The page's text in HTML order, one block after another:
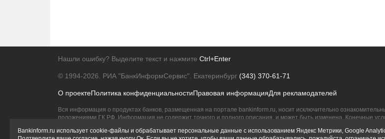
Нашли ошибку? Выделите текст и нажмите Ctrl+Enter
© 1994-2026. РИА "БанкИнформСервис". Екатеринбург (343) 370-61-71
О проектеПолитика конфиденциальностиПравовая информацияДля рекламодателей
Вся информация о продуктах банков, размещенная на портале bankinform.ru, носит исключительно
положениями ГК РФ. Информация не содержит точного и полного описания, и может быть изменена. Конечные
Bankinform.ru использует cookie-файлы и обрабатывает персональные данные с использованием Яндекс Метрики, Google